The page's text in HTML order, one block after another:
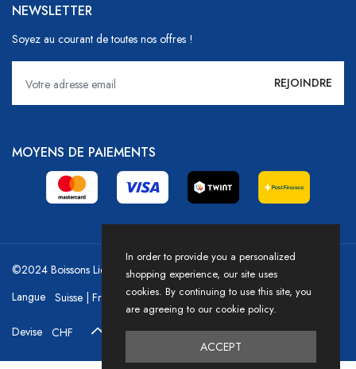
NEWSLETTER
Soyez au courant de toutes nos offres !
MOYENS DE PAIEMENTS
©2024 Boissons Liechti - GoDrink Group / Powered by HICASS
Langue
Devise
In order to provide you a personalized
shopping experience, our site uses
cookies. By continuing to use this site, you
are agreeing to our cookie policy.
ACCEPT